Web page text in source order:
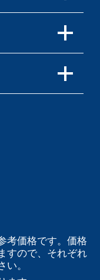
考価格です。価格
すので、それぞれ
。